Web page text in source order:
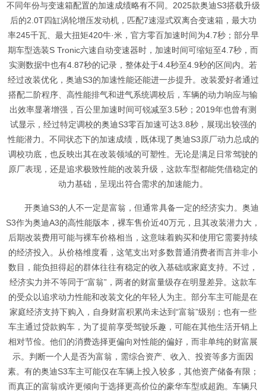
不同年份与变速箱配置的加速成绩略有不同。2025款奥迪S3搭载升级
后的2.0T四缸涡轮增压发动机，匹配7速湿式双离合变速箱，最大功
率245千瓦、最大扭矩420牛·米，官方零百加速时间为4.7秒；部分早
期车型选装S Tronic六速自动变速器时，加速时间可缩短至4.7秒，而
实测数据中也有4.87秒的记录，整体处于4.4秒至4.9秒的区间内。若
经过改装优化，奥迪S3的加速性能还能进一步提升。改装爱好者通过
搭配二阶程序、高性能排气和进气系统调校后，车辆的动力响应与输
出效率显著增强，百公里加速时间可锐减至3.5秒；2019年也曾有测
试显示，经过特定调校的奥迪S3零百加速可达3.8秒，展现出较强的
性能潜力。不同状态下的加速成绩，既体现了奥迪S3原厂动力总成的
调校功底，也反映出其在改装领域的可塑性。无论是满足日常驾驶的
原厂表现，还是追求极致性能的改装升级，这款车型都能凭借稳定的
动力基础，呈现出符合需求的加速能力。
开奥迪S3的人不一定是富翁，但通常具备一定的经济实力。奥迪
S3作为奥迪A3的高性能版本，裸车售价近40万元，且其改装潜力大，
后期改装费用可能与裸车价格相当，这意味着购买和使用它需要持续
的经济投入。从价格维度看，这笔支出对多数普通消费者而言并非小
数目，能负担得起的群体往往有稳定的收入基础或家庭支持。不过，
经济实力并不等同于“富翁”，两者的财富量级存在明显差异。这款车
的受众以追求动力性能和改装文化的年轻人为主。部分车主可能是在
家庭经济支持下购入，自身财富积累尚未达到“富翁”级别；也有一些
车主通过贷款购车，为了提前享受驾驶乐趣，可能在其他生活开销上
相对节俭。他们的消费选择更偏向对性能的偏好，而非单纯的财富展
示。判断一个人是否为富翁，需综合资产、收入、投资等多方面因
素。有的奥迪S3车主可能仅在车辆上投入较多，其他资产储备有限；
而真正的富翁或许更倾向于选择更高价位的豪华车型或超跑。车辆只